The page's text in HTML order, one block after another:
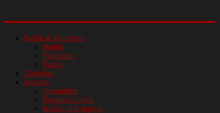
Politik & Wirtschaft
Politik
Wirtschaft
Fakten
Tägliches
Soziales
Gesundheit
Soziales Umfeld
Kinder und Jugend